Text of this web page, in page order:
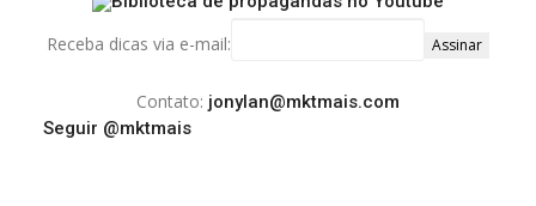
Receba dicas via e-mail:
Contato: jonylan@mktmais.com
Seguir @mktmais